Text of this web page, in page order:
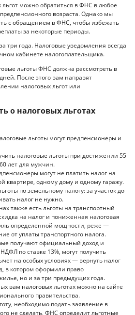
льгот можно обратиться в ФНС в любое
возраста. Однако мы
с обращением в ФНС, чтобы избежать
за некоторые периоды.
три года. Налоговые уведомления всегда
кабинете налогоплательщика.
льготы ФНС должна рассмотреть в
После этого вам направят
налоговых льгот или
о налоговых льготах
льготы могут предпенсионеры и
налоговые льготы при достижении 55
лет для мужчин.
могут не платить налог на
квартире, одному дому и одному гаражу.
по земельному налогу: за участок до
налог не нужно.
также есть льготы на транспортный
на налог и пониженная налоговая
определенной мощности, реже —
от уплаты транспортного налога.
получают официальный доход и
по ставке 13%, могут получить
на особых условиях — вернуть налог
в котором оформили право
но и за три предыдущих года.
вам налоговых льготах можно на сайте
правительства.
необходимо подать заявление в
не сделать, ФНС определит льготные